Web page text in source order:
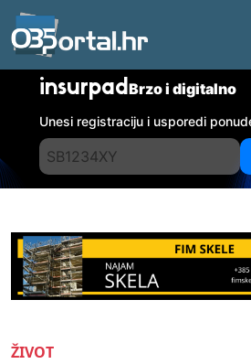
insurpadBrzo i digitalno
Unesi registraciju i usporedi
ŽIVOT